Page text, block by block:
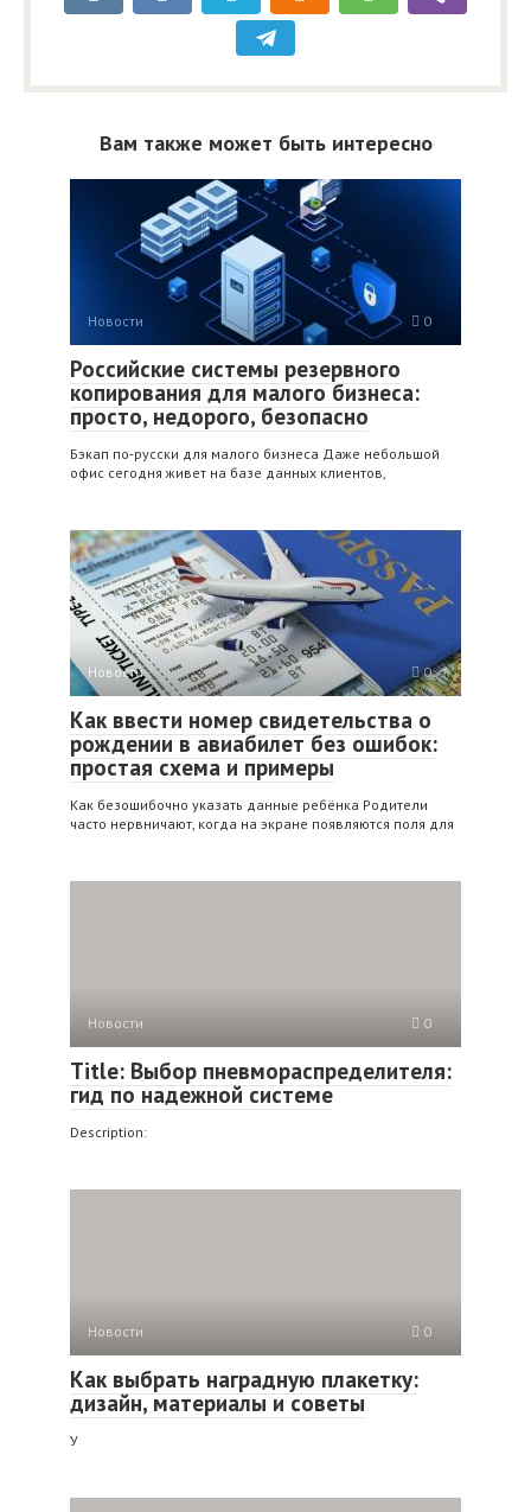
Вам также может быть интересно
Новости 0
Российские системы резервного
копирования для малого бизнеса:
просто, недорого, безопасно
Бэкап по‑русски для малого бизнеса Даже небольшой
офис сегодня живет на базе данных клиентов,
Новости 0
Как ввести номер свидетельства о
рождении в авиабилет без ошибок:
простая схема и примеры
Как безошибочно указать данные ребёнка Родители
часто нервничают, когда на экране появляются поля для
Новости 0
Title: Выбор пневмораспределителя:
гид по надежной системе
Description:
Новости 0
Как выбрать наградную плакетку:
дизайн, материалы и советы
У